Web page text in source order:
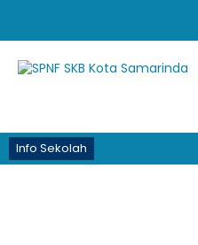
Info Sekolah